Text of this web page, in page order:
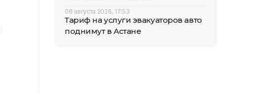
06 августа 2026, 17:53
Тариф на услуги эвакуаторов авто
поднимут в Астане